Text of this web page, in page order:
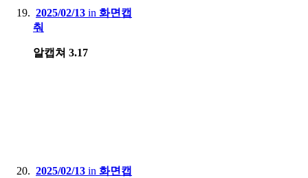
2025/02/13 in 화면캡
춰
알캡쳐 3.17
2025/02/13 in 화면캡